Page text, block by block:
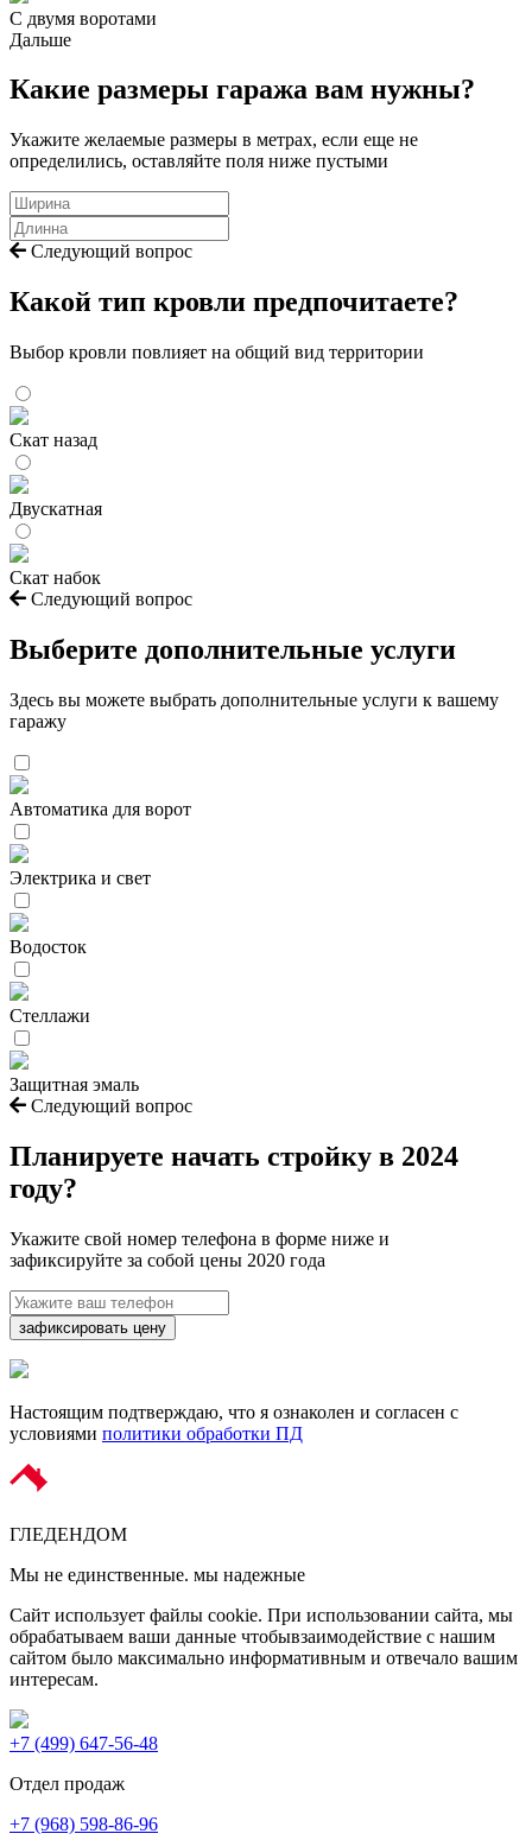
С двумя воротами
Дальше
Какие размеры гаража вам нужны?
Укажите желаемые размеры в метрах, если еще не
определились, оставляйте поля ниже пустыми
Следующий вопрос
Какой тип кровли предпочитаете?
Выбор кровли повлияет на общий вид территории
Скат назад
Двускатная
Скат набок
Следующий вопрос
Выберите дополнительные услуги
Здесь вы можете выбрать дополнительные услуги к вашему
гаражу
Автоматика для ворот
Электрика и свет
Водосток
Стеллажи
Защитная эмаль
Следующий вопрос
Планируете начать стройку в 2024
году?
Укажите свой номер телефона в форме ниже и
зафиксируйте за собой цены 2020 года
зафиксировать цену
Настоящим подтверждаю, что я ознаколен и согласен с
условиями политики обработки ПД
ГЛЕДЕНДОМ
Мы не единственные. мы надежные
Сайт использует файлы cookie. При использовании сайта, мы
обрабатываем ваши данные чтобывзаимодействие с нашим
сайтом было максимально информативным и отвечало вашим
интересам.
+7 (499) 647-56-48
Отдел продаж
+7 (968) 598-86-96